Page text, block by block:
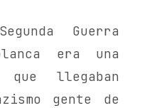
Guerra
era una
llegaban
gente de